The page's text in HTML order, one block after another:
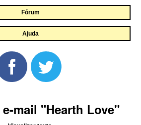
Fórum
Ajuda
mail "Hearth Love"